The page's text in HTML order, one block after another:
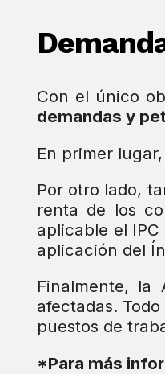
Con el único
demandas y
En primer
Por otro lado,
renta de los
aplicable el
aplicación del
Finalmente, la
afectadas.
puestos de
*Para más